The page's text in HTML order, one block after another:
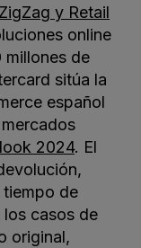
y Retail
online
millones de
sitúa la
español
2024. El
de
casos de
original,